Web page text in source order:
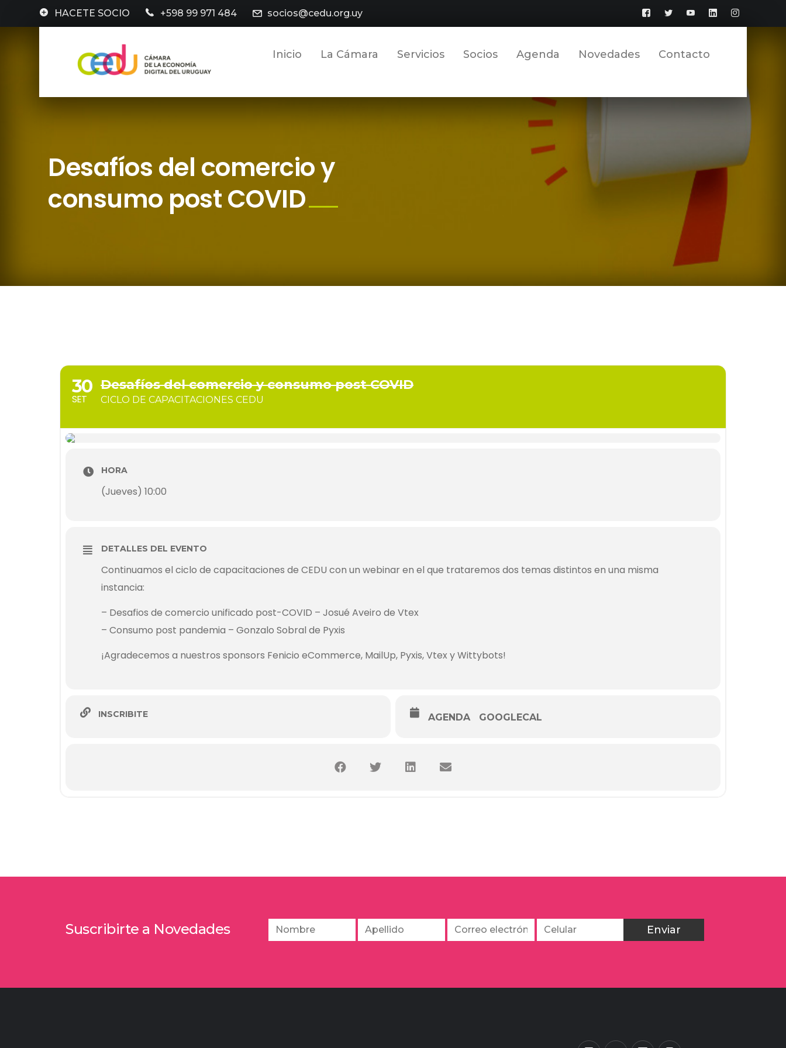
HACETE SOCIO +598 99 971 484 socios@cedu.org.uy
Facebook
Perfil
Twitter
Perfil
YouTube
Perfil
LinkedIn
PerfilPerfil
Inicio La Cámara Servicios Socios Agenda Novedades Contacto
Desafíos del comercio y
consumo post COVID
30
SET
Desafíos del comercio y consumo post COVID
CICLO DE CAPACITACIONES CEDU
HORA
(Jueves) 10:00
DETALLES DEL EVENTO
Continuamos el ciclo de capacitaciones de CEDU con un webinar en el que trataremos dos temas distintos en una misma
instancia:
– Desafios de comercio unificado post-COVID – Josué Aveiro de Vtex
– Consumo post pandemia – Gonzalo Sobral de Pyxis
¡Agradecemos a nuestros sponsors Fenicio eCommerce, MailUp, Pyxis, Vtex y Wittybots!
INSCRIBITE AGENDA GOOGLECAL
Suscribirte a Novedades